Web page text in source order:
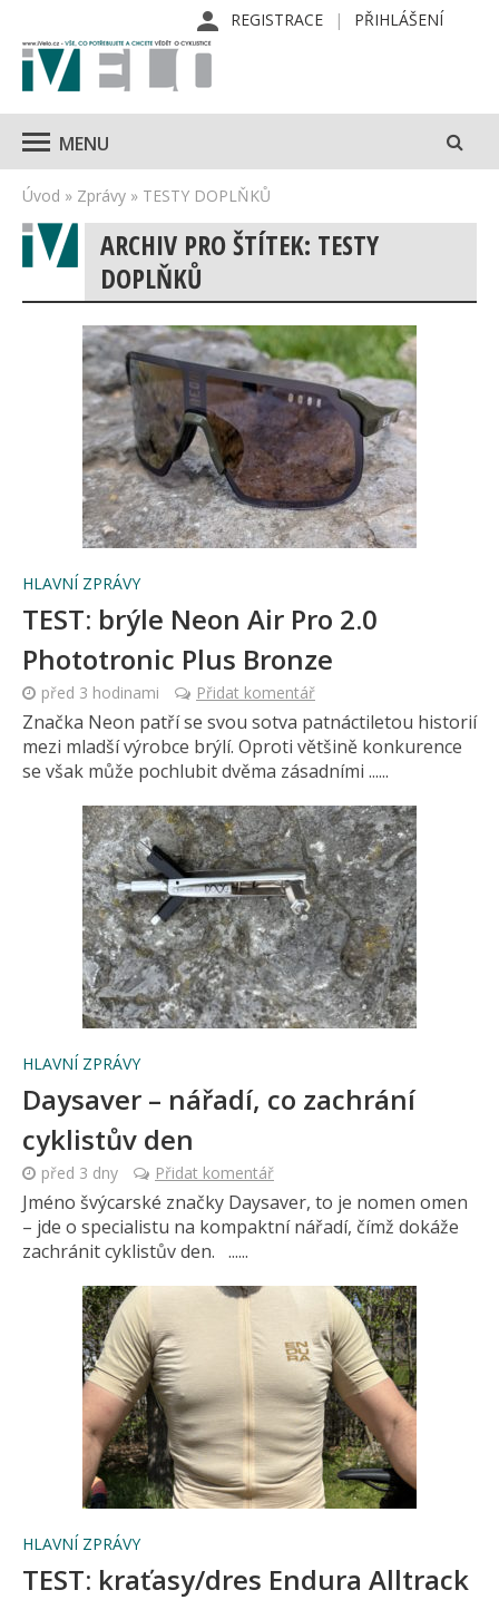
REGISTRACE PŘIHLÁŠENÍ
MENU
Úvod » Zprávy » TESTY DOPLŇKŮ
ARCHIV PRO ŠTÍTEK: TESTY
DOPLŇKŮ
HLAVNÍ ZPRÁVY
TEST: brýle Neon Air Pro 2.0
Phototronic Plus Bronze
před 3 hodinami Přidat komentář
Značka Neon patří se svou sotva patnáctiletou historií
mezi mladší výrobce brýlí. Oproti většině konkurence
se však může pochlubit dvěma zásadními ......
HLAVNÍ ZPRÁVY
Daysaver – nářadí, co zachrání
cyklistův den
před 3 dny Přidat komentář
Jméno švýcarské značky Daysaver, to je nomen omen
– jde o specialistu na kompaktní nářadí, čímž dokáže
zachránit cyklistův den. ......
HLAVNÍ ZPRÁVY
TEST: kraťasy/dres Endura Alltrack